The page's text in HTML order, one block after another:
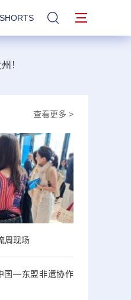
站内搜索
！
查看更多 >
周现场
国—东盟非遗协作